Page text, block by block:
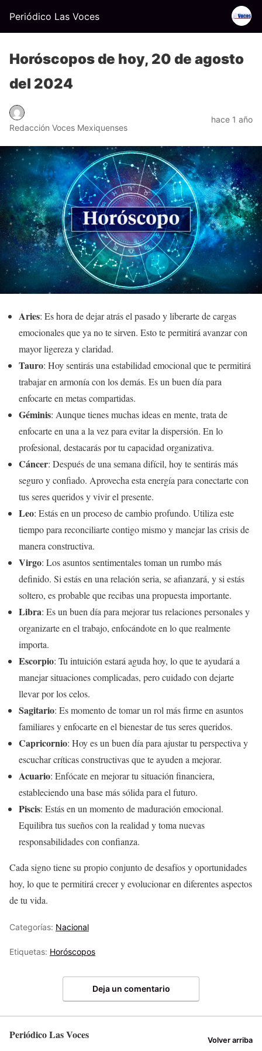
Periódico Las Voces
Horóscopos de hoy, 20 de agosto
del 2024
Redacción Voces Mexiquenses
hace 1 año
Aries: Es hora de dejar atrás el pasado y liberarte de cargas
emocionales que ya no te sirven. Esto te permitirá avanzar con
mayor ligereza y claridad.
Tauro: Hoy sentirás una estabilidad emocional que te permitirá
trabajar en armonía con los demás. Es un buen día para
enfocarte en metas compartidas.
Géminis: Aunque tienes muchas ideas en mente, trata de
enfocarte en una a la vez para evitar la dispersión. En lo
profesional, destacarás por tu capacidad organizativa.
Cáncer: Después de una semana difícil, hoy te sentirás más
seguro y confiado. Aprovecha esta energía para conectarte con
tus seres queridos y vivir el presente.
Leo: Estás en un proceso de cambio profundo. Utiliza este
tiempo para reconciliarte contigo mismo y manejar las crisis de
manera constructiva.
Virgo: Los asuntos sentimentales toman un rumbo más
definido. Si estás en una relación seria, se afianzará, y si estás
soltero, es probable que recibas una propuesta importante.
Libra: Es un buen día para mejorar tus relaciones personales y
organizarte en el trabajo, enfocándote en lo que realmente
importa.
Escorpio: Tu intuición estará aguda hoy, lo que te ayudará a
manejar situaciones complicadas, pero cuidado con dejarte
llevar por los celos.
Sagitario: Es momento de tomar un rol más firme en asuntos
familiares y enfocarte en el bienestar de tus seres queridos.
Capricornio: Hoy es un buen día para ajustar tu perspectiva y
escuchar críticas constructivas que te ayuden a mejorar.
Acuario: Enfócate en mejorar tu situación financiera,
estableciendo una base más sólida para el futuro.
Piscis: Estás en un momento de maduración emocional.
Equilibra tus sueños con la realidad y toma nuevas
responsabilidades con confianza.
Cada signo tiene su propio conjunto de desafíos y oportunidades
hoy, lo que te permitirá crecer y evolucionar en diferentes aspectos
de tu vida.
Categorías: Nacional
Etiquetas: Horóscopos
Deja un comentario
Periódico Las Voces Volver arriba